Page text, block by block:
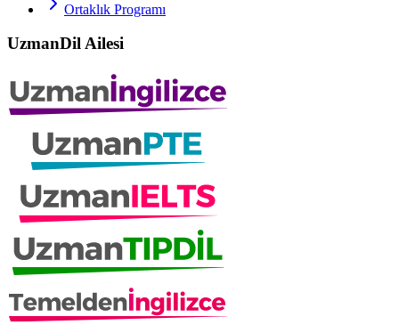
Ortaklık Programı
UzmanDil Ailesi